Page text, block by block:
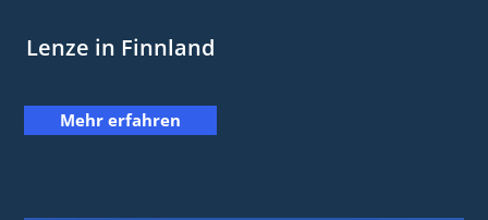
Lenze in Finnland
Mehr erfahren